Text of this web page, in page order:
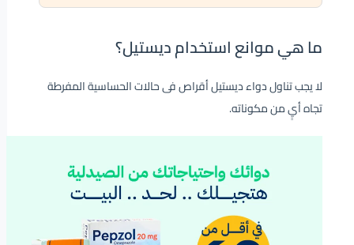
ما هي موانع استخدام ديستيل؟
لا يجب تناول دواء ديستيل أقراص فى حالات الحساسية المفرطة
تجاه أيٍ من مكوناته.